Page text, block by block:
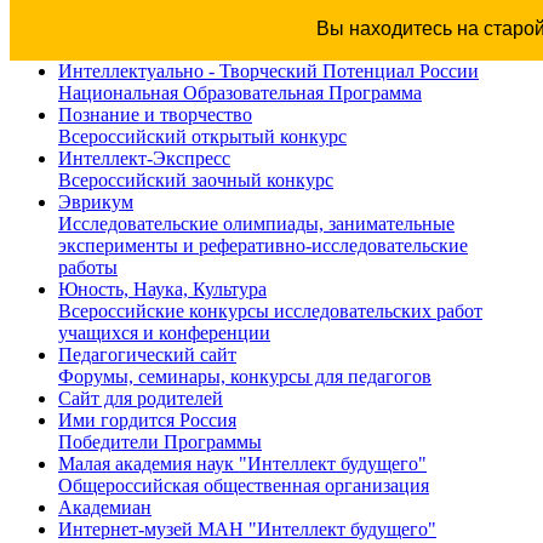
Вы находитесь на
Интеллектуально - Творческий Потенциал России
Национальная Образовательная Программа
Познание и творчество
Всероссийский открытый конкурс
Интеллект-Экспресс
Всероссийский заочный конкурс
Эврикум
Исследовательские олимпиады, занимательные
эксперименты и реферативно-исследовательские
работы
Юность, Наука, Культура
Всероссийские конкурсы исследовательских работ
учащихся и конференции
Педагогический сайт
Форумы, семинары, конкурсы для педагогов
Сайт для родителей
Ими гордится Россия
Победители Программы
Малая академия наук "Интеллект будущего"
Общероссийская общественная организация
Академиан
Интернет-музей МАН "Интеллект будущего"